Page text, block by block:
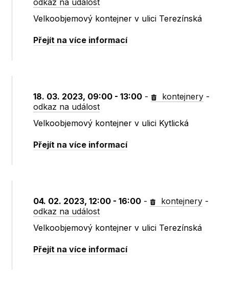
odkaz na událost
Velkoobjemový kontejner v ulici Terezínská
Přejít na více informací
18. 03. 2023, 09:00 - 13:00 - kontejnery -
odkaz na událost
Velkoobjemový kontejner v ulici Kytlická
Přejít na více informací
04. 02. 2023, 12:00 - 16:00 - kontejnery -
odkaz na událost
Velkoobjemový kontejner v ulici Terezínská
Přejít na více informací